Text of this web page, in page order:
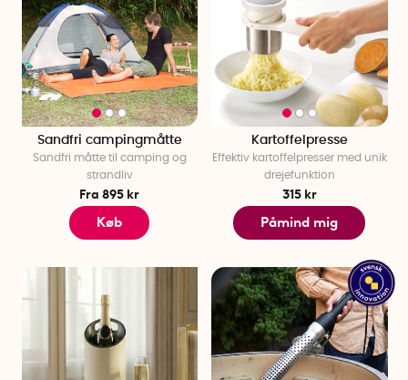
Sandfri campingmåtte
Sandfri måtte til camping og
strandliv
Fra 895 kr
Køb
Kartoffelpresse
Effektiv kartoffelpresser med unik
drejefunktion
315 kr
Påmind mig